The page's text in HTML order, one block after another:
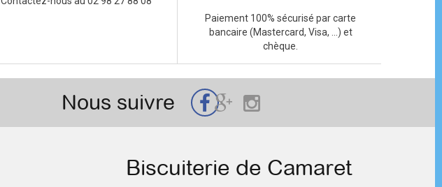
Paiement 100% sécurisé par carte
bancaire (Mastercard, Visa, ...) et
chèque.
Nous suivre
Biscuiterie de Camaret